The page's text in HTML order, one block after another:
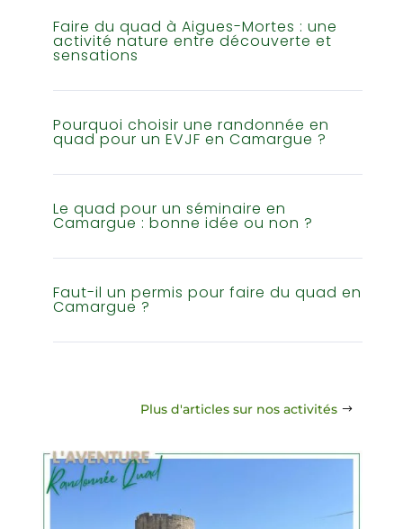
Faire du quad à Aigues-Mortes : une
activité nature entre découverte et
sensations
Pourquoi choisir une randonnée en
quad pour un EVJF en Camargue ?
Le quad pour un séminaire en
Camargue : bonne idée ou non ?
Faut-il un permis pour faire du quad en
Camargue ?
Plus d'articles sur nos activités